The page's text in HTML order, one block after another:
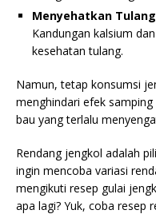
Menyehatkan
Kandungan kalsium
kesehatan tulang.
Namun, tetap konsumsi
menghindari efek
bau yang terlalu
Rendang jengkol adalah
ingin mencoba variasi
mengikuti resep gulai
apa lagi? Yuk, coba resep